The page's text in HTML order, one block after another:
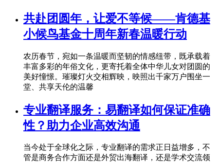
共赴团圆年，让爱不等候——肯德基
小候鸟基金十周年新春温暖行动
农历春节，宛如一条温暖而坚韧的情感纽带，既承载着
丰富多彩的年俗文化，更寄托着全体中华儿女对团圆的
美好憧憬。璀璨灯火交相辉映，映照出千家万户围坐一
堂、共享天伦的温馨
专业翻译服务：易翻译如何保证准确
性？助力企业高效沟通
当今处于全球化之际，专业翻译的需求正日益增多，不
管是商务合作方面还是外贸出海翻译，还是学术交流领